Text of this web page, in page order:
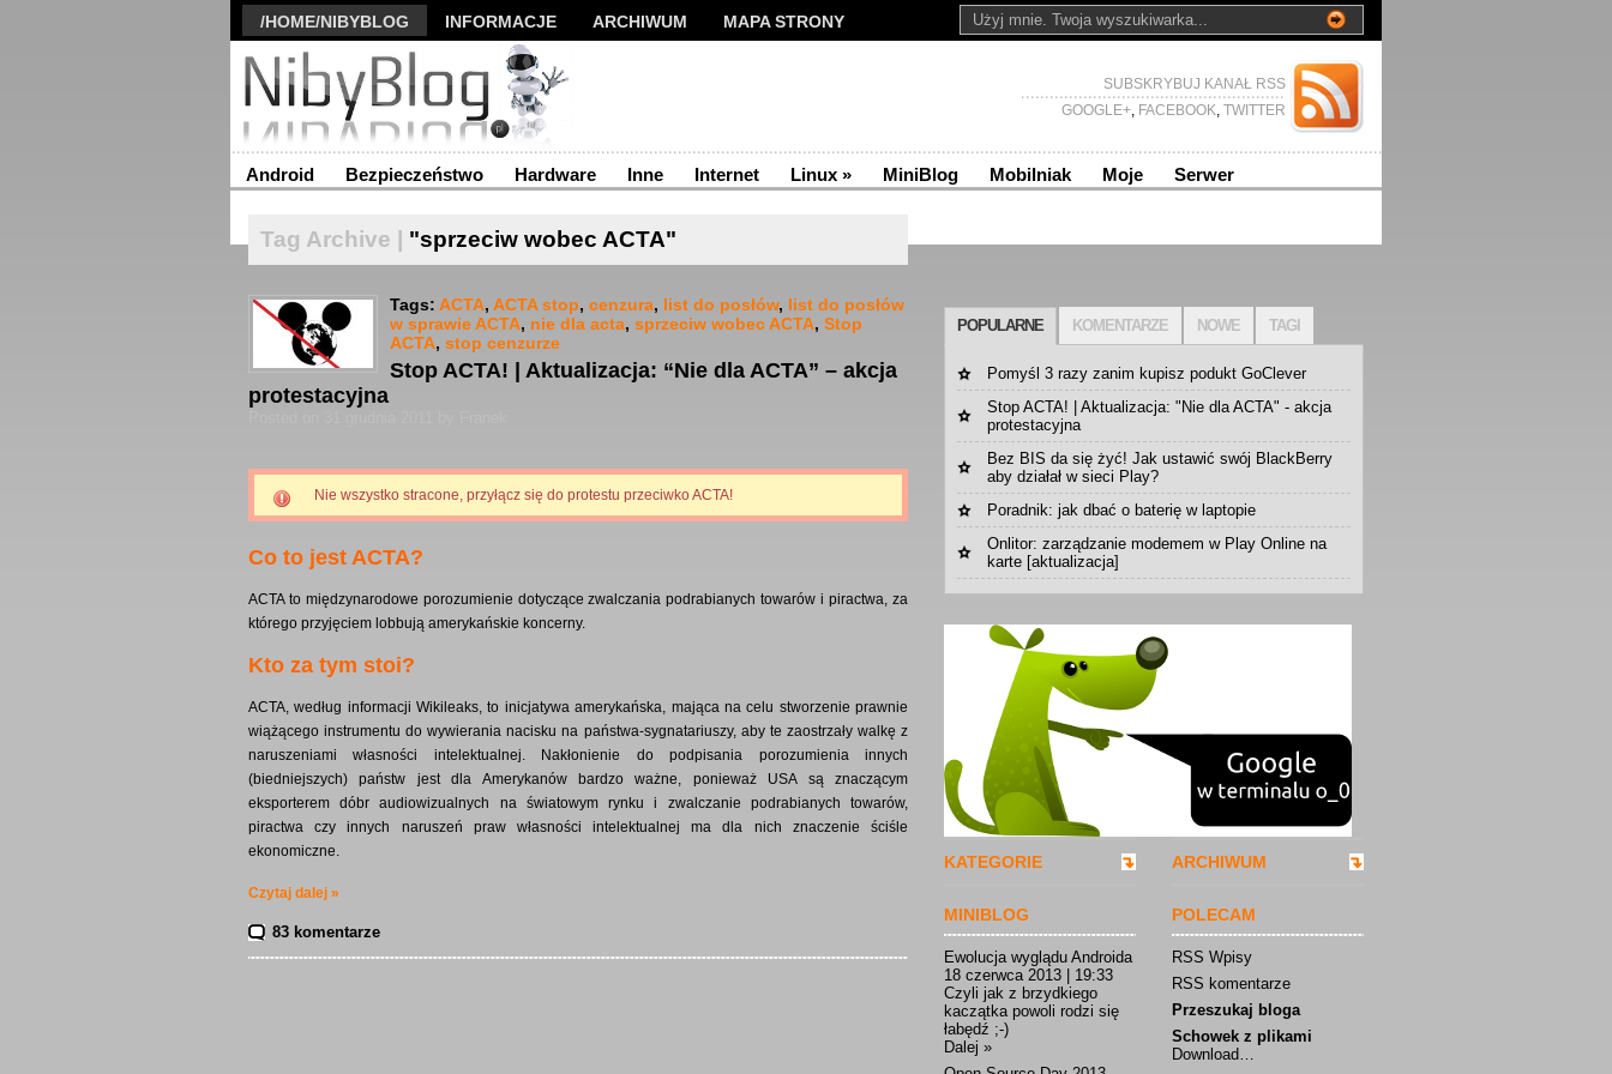
/HOME/NIBYBLOG INFORMACJE ARCHIWUM MAPA STRONY
SUBSKRYBUJ KANAŁ RSS
GOOGLE+, FACEBOOK, TWITTER
Android Bezpieczeństwo Hardware Inne Internet Linux » MiniBlog Mobilniak Moje Serwer
Tag Archive | "sprzeciw wobec ACTA"
Tags: ACTA, ACTA stop, cenzura, list do posłów, list do posłów
w sprawie ACTA, nie dla acta, sprzeciw wobec ACTA, Stop
ACTA, stop cenzurze
Stop ACTA! | Aktualizacja: “Nie dla ACTA” – akcja
protestacyjna
Nie wszystko stracone, przyłącz się do protestu przeciwko ACTA!
Co to jest ACTA?
ACTA to międzynarodowe porozumienie dotyczące zwalczania podrabianych towarów i piractwa, za
którego przyjęciem lobbują amerykańskie koncerny.
Kto za tym stoi?
ACTA, według informacji Wikileaks, to inicjatywa amerykańska, mająca na celu stworzenie prawnie
wiążącego instrumentu do wywierania nacisku na państwa-sygnatariuszy, aby te zaostrzały walkę z
naruszeniami własności intelektualnej. Nakłonienie do podpisania porozumienia innych
(biedniejszych) państw jest dla Amerykanów bardzo ważne, ponieważ USA są znaczącym
eksporterem dóbr audiowizualnych na światowym rynku i zwalczanie podrabianych towarów,
piractwa czy innych naruszeń praw własności intelektualnej ma dla nich znaczenie ściśle
ekonomiczne.
Czytaj dalej »
83 komentarze
POPULARNE KOMENTARZE NOWE TAGI
Pomyśl 3 razy zanim kupisz podukt GoClever
Stop ACTA! | Aktualizacja: "Nie dla ACTA" - akcja
protestacyjna
Bez BIS da się żyć! Jak ustawić swój BlackBerry
aby działał w sieci Play?
Poradnik: jak dbać o baterię w laptopie
Onlitor: zarządzanie modemem w Play Online na
karte [aktualizacja]
KATEGORIE
MINIBLOG
Ewolucja wyglądu Androida
18 czerwca 2013 | 19:33
Czyli jak z brzydkiego
kaczątka powoli rodzi się
łabędź ;-)
Dalej »
ARCHIWUM
POLECAM
RSS Wpisy
RSS komentarze
Przeszukaj bloga
Schowek z plikami
Download…